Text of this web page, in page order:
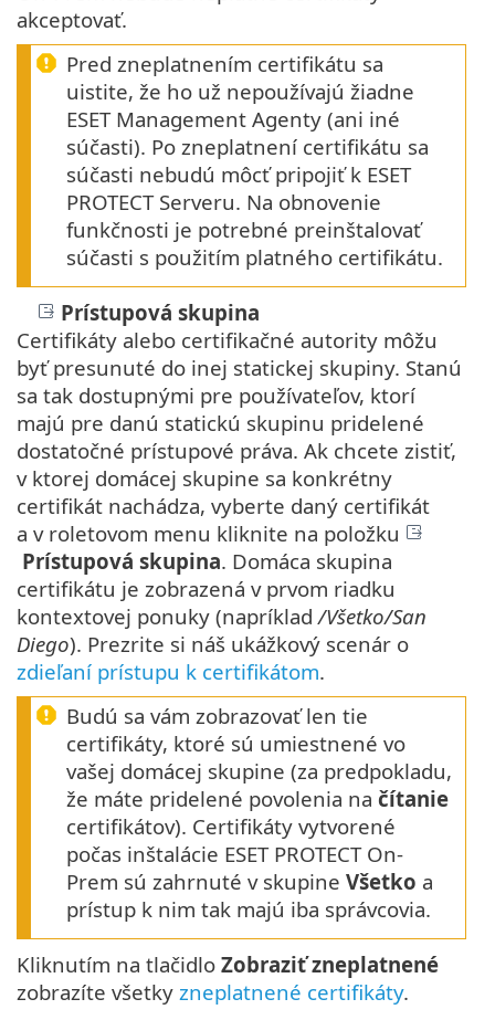
akceptovať.
Pred zneplatnením certifikátu sa
uistite, že ho už nepoužívajú žiadne
ESET Management Agenty (ani iné
súčasti). Po zneplatnení certifikátu sa
súčasti nebudú môcť pripojiť k ESET
PROTECT Serveru. Na obnovenie
funkčnosti je potrebné preinštalovať
súčasti s použitím platného certifikátu.
Prístupová skupina
Certifikáty alebo certifikačné autority môžu
byť presunuté do inej statickej skupiny. Stanú
sa tak dostupnými pre používateľov, ktorí
majú pre danú statickú skupinu pridelené
dostatočné prístupové práva. Ak chcete zistiť,
v ktorej domácej skupine sa konkrétny
certifikát nachádza, vyberte daný certifikát
a v roletovom menu kliknite na položku
Prístupová skupina. Domáca skupina
certifikátu je zobrazená v prvom riadku
kontextovej ponuky (napríklad /Všetko/San
Diego). Prezrite si náš ukážkový scenár o
zdieľaní prístupu k certifikátom.
Budú sa vám zobrazovať len tie
certifikáty, ktoré sú umiestnené vo
vašej domácej skupine (za predpokladu,
že máte pridelené povolenia na čítanie
certifikátov). Certifikáty vytvorené
počas inštalácie ESET PROTECT On-
Prem sú zahrnuté v skupine Všetko a
prístup k nim tak majú iba správcovia.
Kliknutím na tlačidlo Zobraziť zneplatnené
zobrazíte všetky zneplatnené certifikáty.